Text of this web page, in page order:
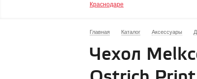
Главная Каталог Аксессуары
Чехол